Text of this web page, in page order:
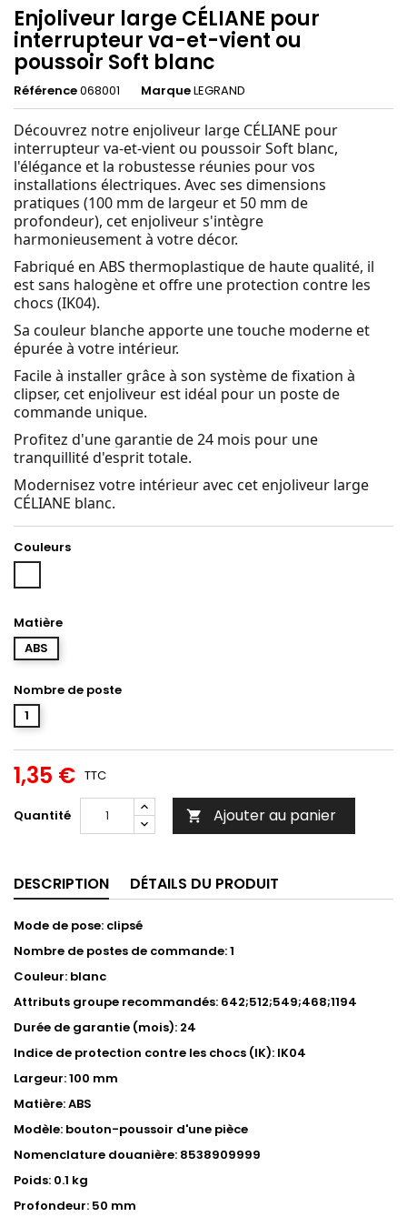
Enjoliveur large CÉLIANE pour
interrupteur va-et-vient ou
poussoir Soft blanc
Référence068001 MarqueLEGRAND
Découvrez notre enjoliveur large CÉLIANE pour
interrupteur va-et-vient ou poussoir Soft blanc,
l'élégance et la robustesse réunies pour vos
installations électriques. Avec ses dimensions
pratiques (100 mm de largeur et 50 mm de
profondeur), cet enjoliveur s'intègre
harmonieusement à votre décor.
Fabriqué en ABS thermoplastique de haute qualité, il
est sans halogène et offre une protection contre les
chocs (IK04).
Sa couleur blanche apporte une touche moderne et
épurée à votre intérieur.
Facile à installer grâce à son système de fixation à
clipser, cet enjoliveur est idéal pour un poste de
commande unique.
Profitez d'une garantie de 24 mois pour une
tranquillité d'esprit totale.
Modernisez votre intérieur avec cet enjoliveur large
CÉLIANE blanc.
Couleurs
Matière
ABS
Nombre de poste
1
1,35 € TTC
Quantité  Ajouter au panier
DESCRIPTION DÉTAILS DU PRODUIT
Mode de pose: clipsé
Nombre de postes de commande: 1
Couleur: blanc
Attributs groupe recommandés: 642;512;549;468;1194
Durée de garantie (mois): 24
Indice de protection contre les chocs (IK): IK04
Largeur: 100 mm
Matière: ABS
Modèle: bouton-poussoir d'une pièce
Nomenclature douanière: 8538909999
Poids: 0.1 kg
Profondeur: 50 mm